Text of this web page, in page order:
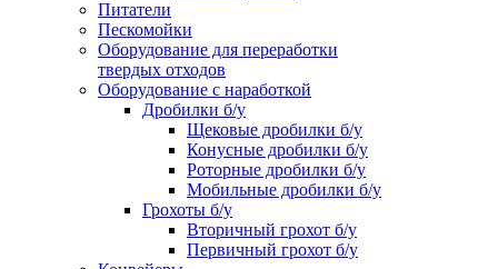
Питатели
Пескомойки
Оборудование для переработки
твердых отходов
Оборудование с наработкой
Дробилки б/у
Щековые дробилки б/у
Конусные дробилки б/у
Роторные дробилки б/у
Мобильные дробилки б/у
Грохоты б/у
Вторичный грохот б/у
Первичный грохот б/у